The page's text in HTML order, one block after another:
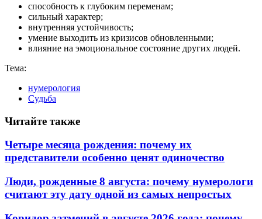
способность к глубоким переменам;
сильный характер;
внутренняя устойчивость;
умение выходить из кризисов обновленными;
влияние на эмоциональное состояние других людей.
Тема:
нумерология
Судьба
Читайте также
Четыре месяца рождения: почему их
представители особенно ценят одиночество
Люди, рожденные 8 августа: почему нумерологи
считают эту дату одной из самых непростых